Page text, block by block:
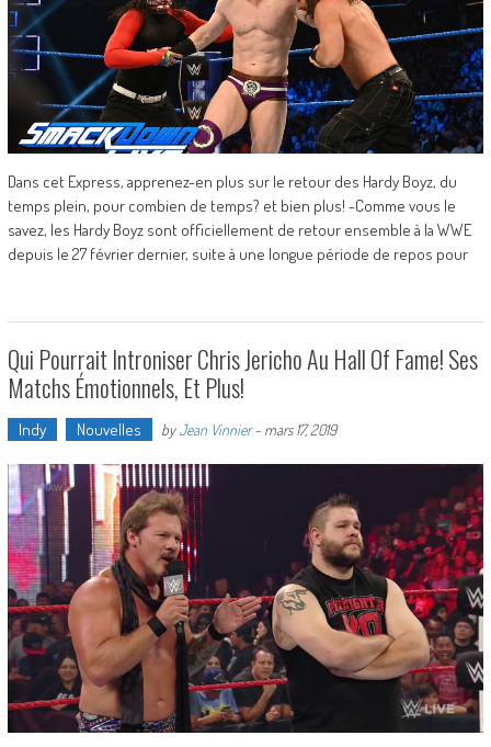
Dans cet Express, apprenez-en plus sur le retour des Hardy Boyz, du
temps plein, pour combien de temps? et bien plus! -Comme vous le
savez, les Hardy Boyz sont officiellement de retour ensemble à la WWE
depuis le 27 février dernier, suite à une longue période de repos pour
Qui Pourrait Introniser Chris Jericho Au Hall Of Fame! Ses
Matchs Émotionnels, Et Plus!
Indy Nouvelles byJean Vinnier- mars 17, 2019